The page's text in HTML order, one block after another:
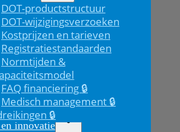
DOT-productstructuur
DOT-wijzigingsverzoeken
Kostprijzen en tarieven
Registratiestandaarden
Normtijden &
FAQ financiering 🔒
Medisch management 🔒
🔒
innovatie